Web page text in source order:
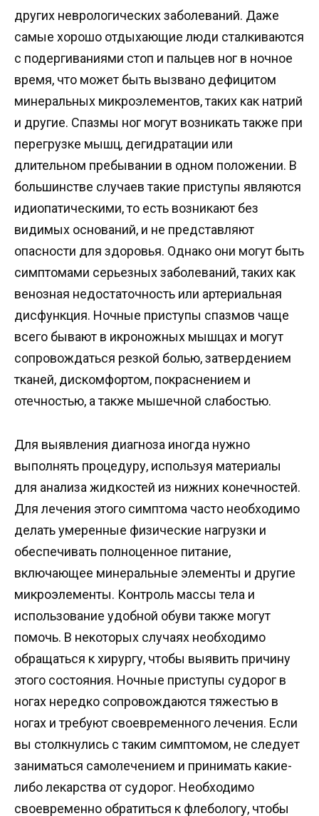
других неврологических заболеваний. Даже
самые хорошо отдыхающие люди сталкиваются
с подергиваниями стоп и пальцев ног в ночное
время, что может быть вызвано дефицитом
минеральных микроэлементов, таких как натрий
и другие. Спазмы ног могут возникать также при
перегрузке мышц, дегидратации или
длительном пребывании в одном положении. В
большинстве случаев такие приступы являются
идиопатическими, то есть возникают без
видимых оснований, и не представляют
опасности для здоровья. Однако они могут быть
симптомами серьезных заболеваний, таких как
венозная недостаточность или артериальная
дисфункция. Ночные приступы спазмов чаще
всего бывают в икроножных мышцах и могут
сопровождаться резкой болью, затвердением
тканей, дискомфортом, покраснением и
отечностью, а также мышечной слабостью.
Для выявления диагноза иногда нужно
выполнять процедуру, используя материалы
для анализа жидкостей из нижних конечностей.
Для лечения этого симптома часто необходимо
делать умеренные физические нагрузки и
обеспечивать полноценное питание,
включающее минеральные элементы и другие
микроэлементы. Контроль массы тела и
использование удобной обуви также могут
помочь. В некоторых случаях необходимо
обращаться к хирургу, чтобы выявить причину
этого состояния. Ночные приступы судорог в
ногах нередко сопровождаются тяжестью в
ногах и требуют своевременного лечения. Если
вы столкнулись с таким симптомом, не следует
заниматься самолечением и принимать какие-
либо лекарства от судорог. Необходимо
своевременно обратиться к флебологу, чтобы